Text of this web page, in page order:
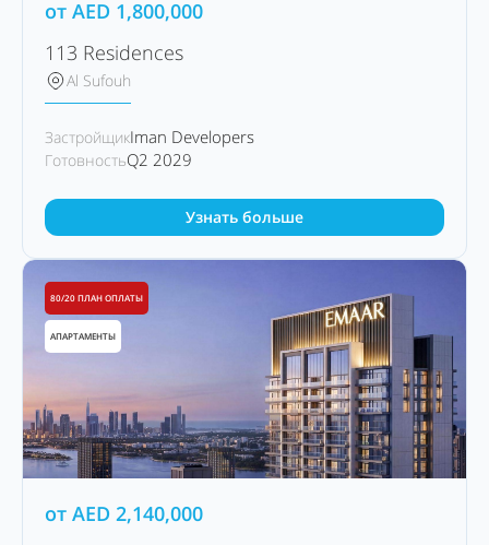
от AED 1,800,000
113 Residences
Al Sufouh
ЗастройщикIman Developers
ГотовностьQ2 2029
Узнать больше
80/20 ПЛАН ОПЛАТЫ
АПАРТАМЕНТЫ
от AED 2,140,000